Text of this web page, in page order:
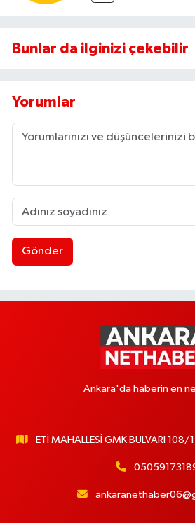
Bunlar da ilginizi çekebilir
Yorumlar
Gönder
Ankara'da haberin en
ETİ MAHALLESİ GMK BULVARI